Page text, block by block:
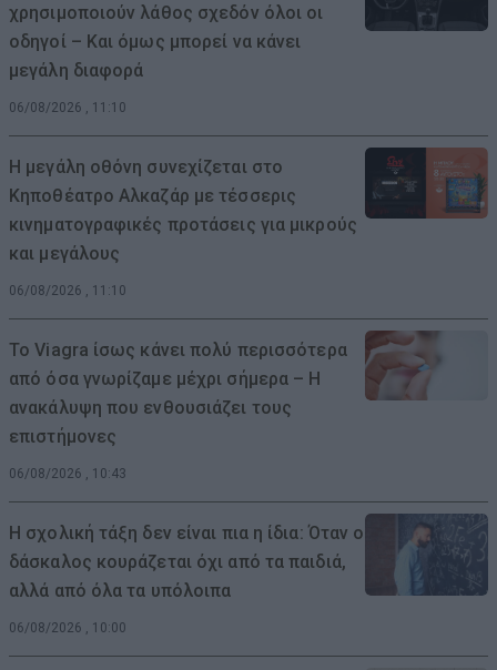
χρησιμοποιούν λάθος σχεδόν όλοι οι
οδηγοί – Και όμως μπορεί να κάνει
μεγάλη διαφορά
06/08/2026 , 11:10
Η μεγάλη οθόνη συνεχίζεται στο
Κηποθέατρο Αλκαζάρ με τέσσερις
κινηματογραφικές προτάσεις για μικρούς
και μεγάλους
06/08/2026 , 11:10
Το Viagra ίσως κάνει πολύ περισσότερα
από όσα γνωρίζαμε μέχρι σήμερα – Η
ανακάλυψη που ενθουσιάζει τους
επιστήμονες
06/08/2026 , 10:43
Η σχολική τάξη δεν είναι πια η ίδια: Όταν ο
δάσκαλος κουράζεται όχι από τα παιδιά,
αλλά από όλα τα υπόλοιπα
06/08/2026 , 10:00